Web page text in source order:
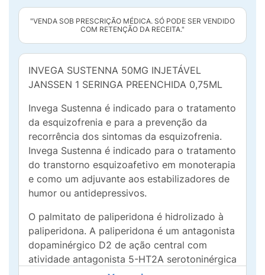
"VENDA SOB PRESCRIÇÃO MÉDICA. SÓ PODE SER VENDIDO
COM RETENÇÃO DA RECEITA."
INVEGA SUSTENNA 50MG INJETÁVEL
JANSSEN 1 SERINGA PREENCHIDA 0,75ML
Invega Sustenna é indicado para o tratamento
da esquizofrenia e para a prevenção da
recorrência dos sintomas da esquizofrenia.
Invega Sustenna é indicado para o tratamento
do transtorno esquizoafetivo em monoterapia
e como um adjuvante aos estabilizadores de
humor ou antidepressivos.
O palmitato de paliperidona é hidrolizado à
paliperidona. A paliperidona é um antagonista
dopaminérgico D2 de ação central com
atividade antagonista 5-HT2A serotoninérgica